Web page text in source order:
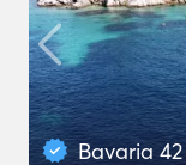
Bavaria 42